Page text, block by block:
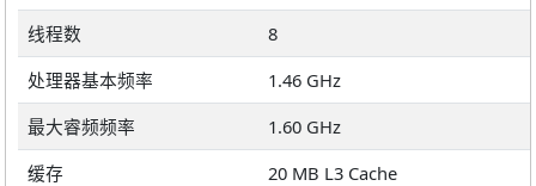
线程数
8
处理器基本频率
1.46 GHz
最大睿频频率
1.60 GHz
缓存
20 MB L3 Cache